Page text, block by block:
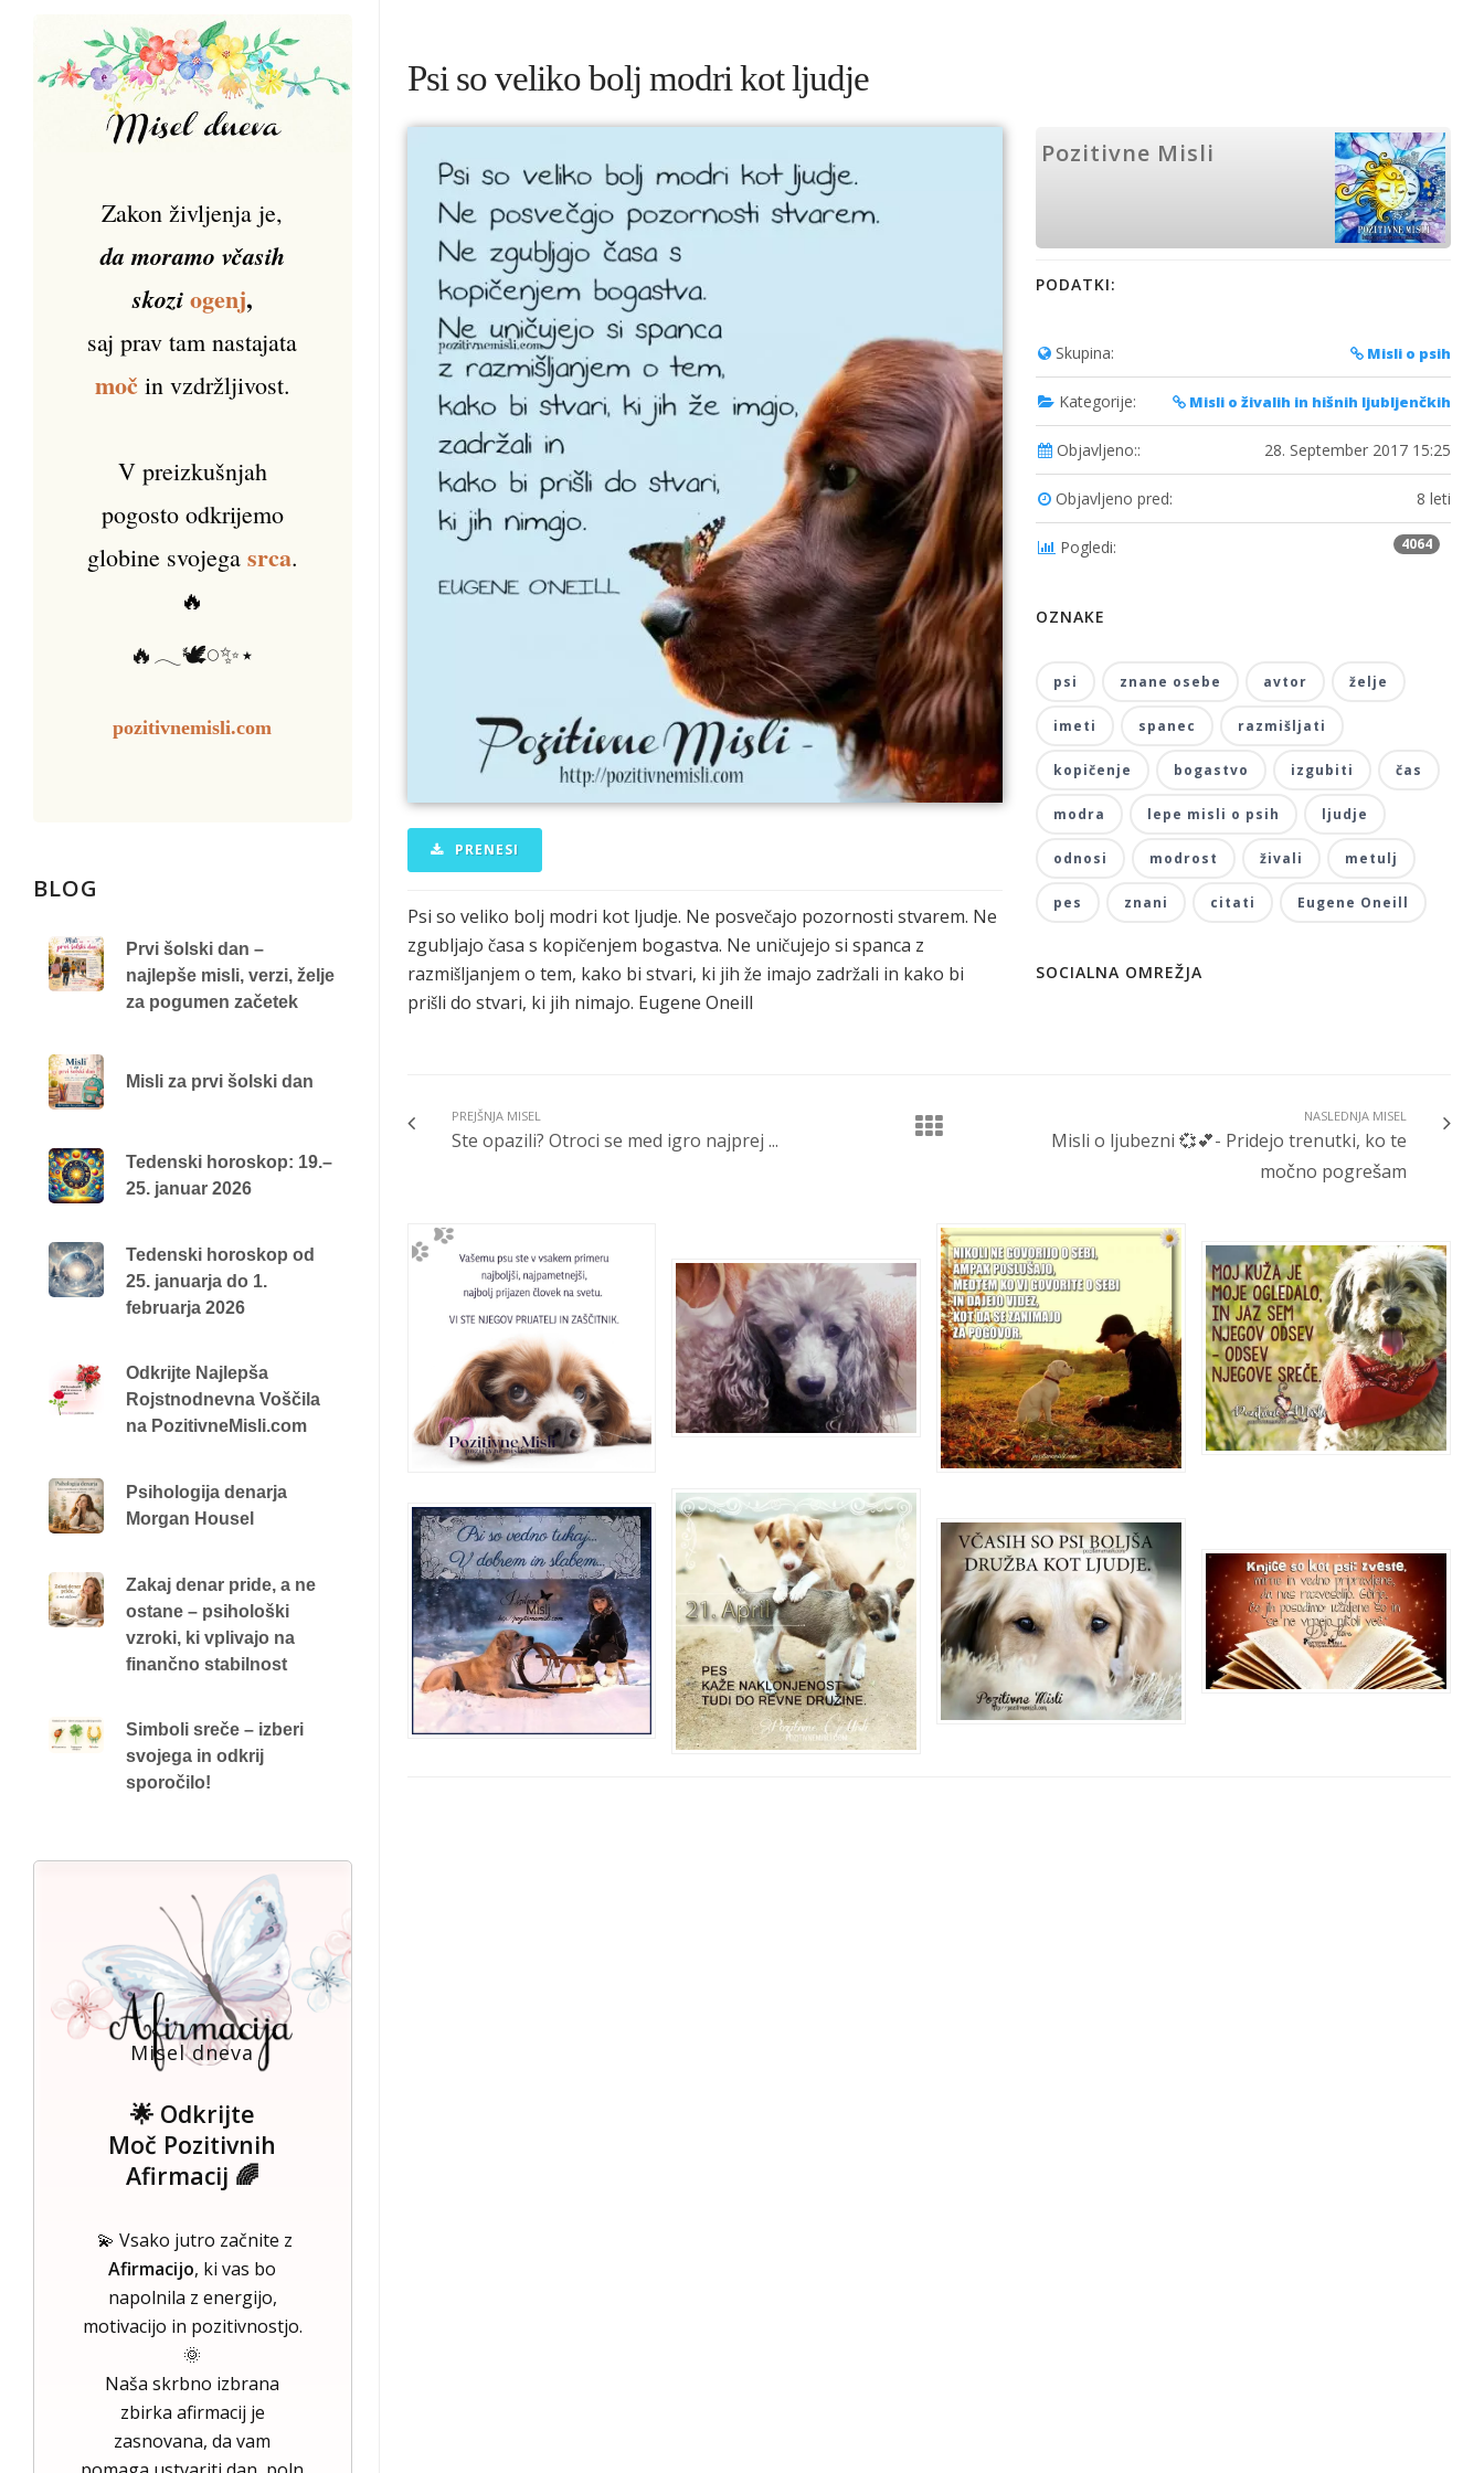
Psi so veliko bolj modri kot ljudje
PRENESI
Psi so veliko bolj modri kot ljudje. Ne posvečajo pozornosti stvarem. Ne
zgubljajo časa s kopičenjem bogastva. Ne uničujejo si spanca z
razmišljanjem o tem, kako bi stvari, ki jih že imajo zadržali in kako bi
prišli do stvari, ki jih nimajo. Eugene Oneill
Pozitivne Misli
PODATKI:
Skupina: Misli o psih
Kategorije: Misli o živalih in hišnih ljubljenčkih
Objavljeno:: 28. September 2017 15:25
Objavljeno pred: 8 leti
Pogledi: 4064
OZNAKE
psi znane osebe avtor želje
imeti spanec razmišljati
kopičenje bogastvo izgubiti čas
modra lepe misli o psih ljudje
odnosi modrost živali metulj
pes znani citati Eugene Oneill
SOCIALNA OMREŽJA
PREJŠNJA MISEL
Ste opazili? Otroci se med igro najprej ...
NASLEDNJA MISEL
Misli o ljubezni 💞💕- Pridejo trenutki, ko te
močno pogrešam
Zakon življenja je,
da moramo včasih
skozi ogenj,
saj prav tam nastajata
močin vzdržljivost.
V preizkušnjah
pogosto odkrijemo
globine svojega srca.
🔥
🔥𓂃🕊️𓏸✨⋆
pozitivnemisli.com
BLOG
Prvi šolski dan –
najlepše misli, verzi, želje
za pogumen začetek
Misli za prvi šolski dan
Tedenski horoskop: 19.–
25. januar 2026
Tedenski horoskop od
25. januarja do 1.
februarja 2026
Odkrijte Najlepša
Rojstnodnevna Voščila
na PozitivneMisli.com
Psihologija denarja
Morgan Housel
Zakaj denar pride, a ne
ostane – psihološki
vzroki, ki vplivajo na
finančno stabilnost
Simboli sreče – izberi
svojega in odkrij
sporočilo!
Misel dneva
🌟 Odkrijte
Moč Pozitivnih
Afirmacij 🌈
💫 Vsako jutro začnite z
Afirmacijo, ki vas bo
napolnila z energijo,
motivacijo in pozitivnostjo.
🌞
Naša skrbno izbrana
zbirka afirmacij je
zasnovana, da vam